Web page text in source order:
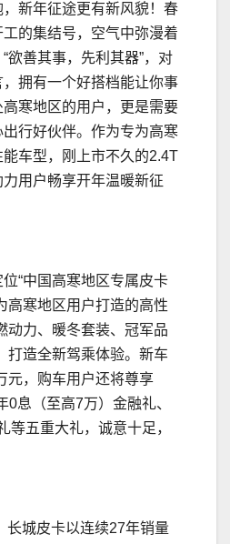
新年征途更有新风貌！春
的集结号，空气中弥漫着
欲善其事，先利其器”，对
拥有一个好搭档能让你事
寒地区的用户，更是需要
行好伙伴。作为专为高寒
车型，刚上市不久的2.4T
用户畅享开年温暖新征
“中国高寒地区专属皮卡
高寒地区用户打造的高性
动力、暖冬套装、冠军品
打造全新驾乘体验。新车
元，购车用户还将尊享
0息（至高7万）金融礼、
等五重大礼，诚意十足，
长城皮卡以连续27年销量